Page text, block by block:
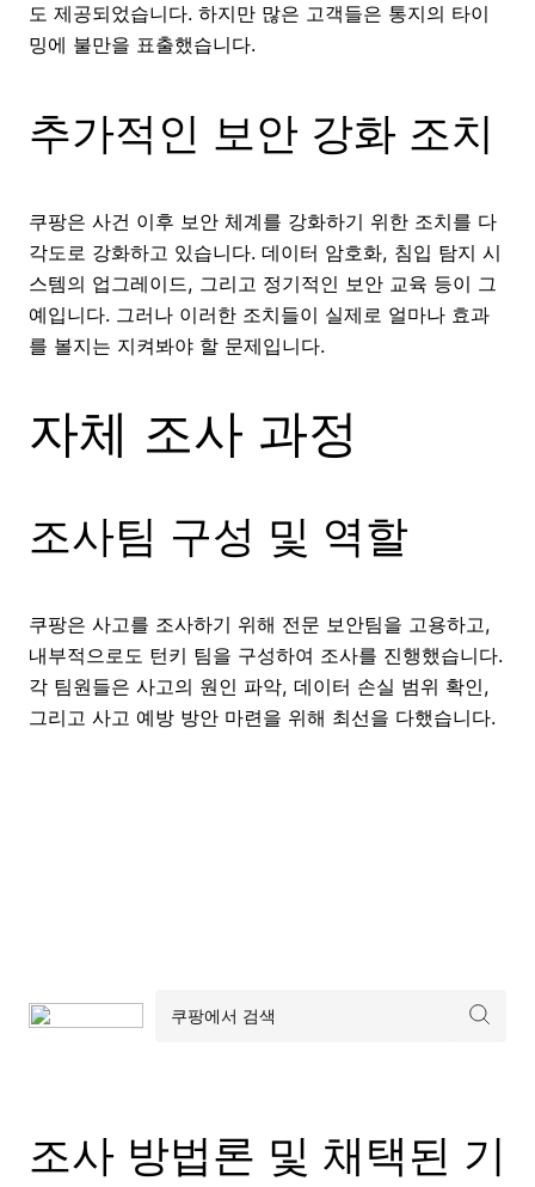
도 제공되었습니다. 하지만 많은 고객들은 통지의 타이
밍에 불만을 표출했습니다.
추가적인 보안 강화 조치
쿠팡은 사건 이후 보안 체계를 강화하기 위한 조치를 다
각도로 강화하고 있습니다. 데이터 암호화, 침입 탐지 시
스템의 업그레이드, 그리고 정기적인 보안 교육 등이 그
예입니다. 그러나 이러한 조치들이 실제로 얼마나 효과
를 볼지는 지켜봐야 할 문제입니다.
자체 조사 과정
조사팀 구성 및 역할
쿠팡은 사고를 조사하기 위해 전문 보안팀을 고용하고,
내부적으로도 턴키 팀을 구성하여 조사를 진행했습니다.
각 팀원들은 사고의 원인 파악, 데이터 손실 범위 확인,
그리고 사고 예방 방안 마련을 위해 최선을 다했습니다.
조사 방법론 및 채택된 기